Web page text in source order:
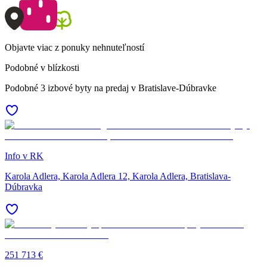
Objavte viac z ponuky nehnuteľností
Podobné v blízkosti
Podobné 3 izbové byty na predaj v Bratislave-Dúbravke
Info v RK
Karola Adlera, Karola Adlera 12, Karola Adlera, Bratislava-
Dúbravka
251 713 €